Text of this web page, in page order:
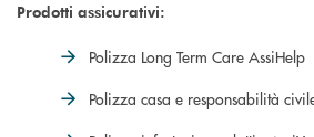
Prodotti assicurativi:
Polizza Long Term Care AssiHelp
Polizza casa e responsabilità